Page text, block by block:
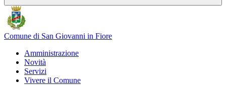
Comune di San Giovanni in Fiore
Amministrazione
Novità
Servizi
Vivere il Comune